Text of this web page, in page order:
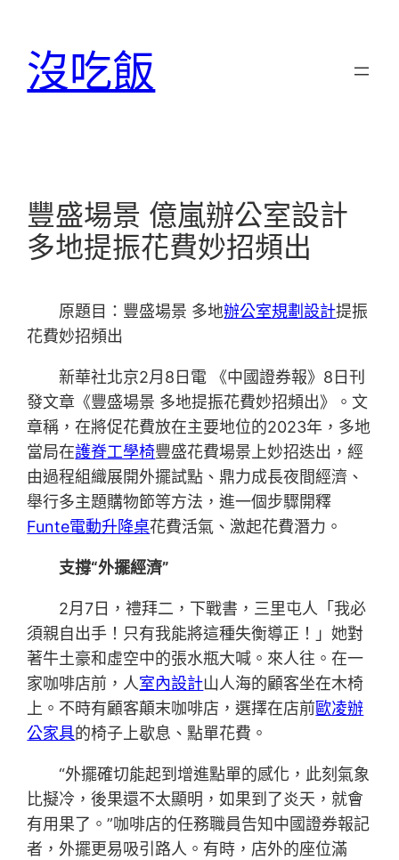
沒吃飯
豐盛場景 億嵐辦公室設計
多地提振花費妙招頻出
原題目：豐盛場景 多地辦公室規劃設計提振
花費妙招頻出
新華社北京2月8日電 《中國證券報》8日刊
發文章《豐盛場景 多地提振花費妙招頻出》。文
章稱，在將促花費放在主要地位的2023年，多地
當局在護脊工學椅豐盛花費場景上妙招迭出，經
由過程組織展開外擺試點、鼎力成長夜間經濟、
舉行多主題購物節等方法，進一個步驟開釋
Funte電動升降桌花費活氣、激起花費潛力。
支撐“外擺經濟”
2月7日，禮拜二，下戰書，三里屯人「我必
須親自出手！只有我能將這種失衡導正！」她對
著牛土豪和虛空中的張水瓶大喊。來人往。在一
家咖啡店前，人室內設計山人海的顧客坐在木椅
上。不時有顧客顛末咖啡店，選擇在店前歐凌辦
公家具的椅子上歇息、點單花費。
“外擺確切能起到增進點單的感化，此刻氣象
比擬冷，後果還不太顯明，如果到了炎天，就會
有用果了。”咖啡店的任務職員告知中國證券報記
者，外擺更易吸引路人。有時，店外的座位滿